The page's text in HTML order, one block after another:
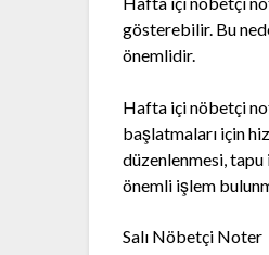
gösterebilir. Bu
önemlidir.
Hafta içi nöbetçi
başlatmaları için
düzenlenmesi, tapu
önemli işlem
Salı Nöbetçi Noter